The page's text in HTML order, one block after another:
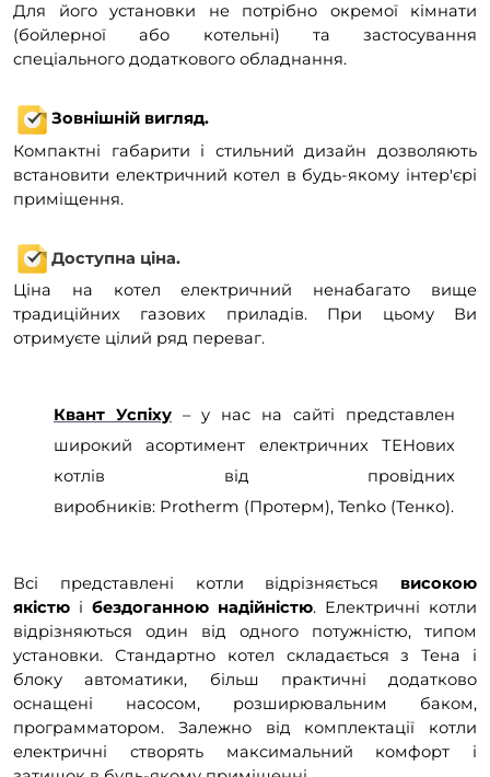
Для його установки не потрібно окремої кімнати
(бойлерної або котельні) та застосування
спеціального додаткового обладнання.
Зовнішній вигляд.
Компактні габарити і стильний дизайн дозволяють
встановити електричний котел в будь-якому інтер'єрі
приміщення.
Доступна ціна.
Ціна на котел електричний ненабагато вище
традиційних газових приладів. При цьому Ви
отримуєте цілий ряд переваг.
Квант Успіху – у нас на сайті представлен
широкий асортимент електричних ТЕНових
котлів від провідних
виробників: Protherm (Протерм), Tenko (Тенко).
Всі представлені котли відрізняється високою
якістю і бездоганною надійністю. Електричні котли
відрізняються один від одного потужністю, типом
установки. Стандартно котел складається з Тена і
блоку автоматики, більш практичні додатково
оснащені насосом, розширювальним баком,
программатором. Залежно від комплектації котли
електричні створять максимальний комфорт і